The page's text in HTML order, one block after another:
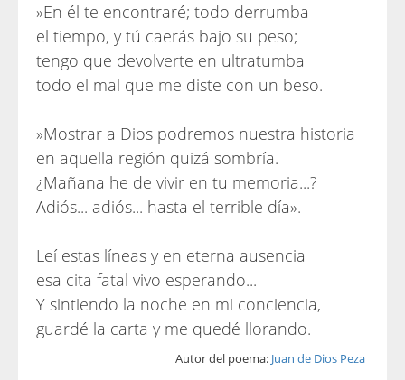
»En él te encontraré; todo derrumba
el tiempo, y tú caerás bajo su peso;
tengo que devolverte en ultratumba
todo el mal que me diste con un beso.
»Mostrar a Dios podremos nuestra historia
en aquella región quizá sombría.
¿Mañana he de vivir en tu memoria...?
Adiós... adiós... hasta el terrible día».
Leí estas líneas y en eterna ausencia
esa cita fatal vivo esperando...
Y sintiendo la noche en mi conciencia,
guardé la carta y me quedé llorando.
Autor del poema: Juan de Dios Peza